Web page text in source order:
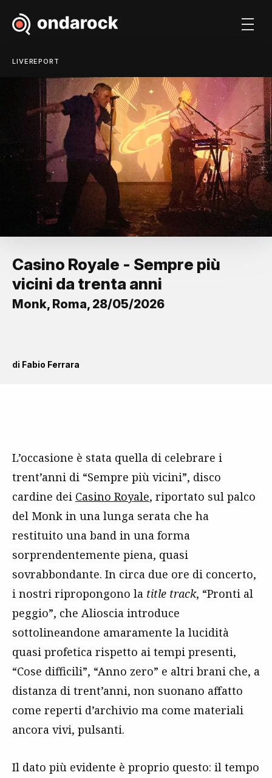
LIVEREPORT
Casino Royale - Sempre più
vicini da trenta anni
Monk, Roma, 28/05/2026
di Fabio Ferrara
L’occasione è stata quella di celebrare i
trent’anni di “Sempre più vicini”, disco
cardine dei Casino Royale, riportato sul palco
del Monk in una lunga serata che ha
restituito una band in una forma
sorprendentemente piena, quasi
sovrabbondante. In circa due ore di concerto,
i nostri ripropongono la title track, “Pronti al
peggio”, che Alioscia introduce
sottolineandone amaramente la lucidità
quasi profetica rispetto ai tempi presenti,
“Cose difficili”, “Anno zero” e altri brani che, a
distanza di trent’anni, non suonano affatto
come reperti d’archivio ma come materiali
ancora vivi, pulsanti.
Il dato più evidente è proprio questo: il tempo